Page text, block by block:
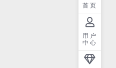
首页
用户
中心